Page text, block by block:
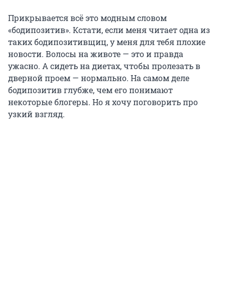
Прикрывается всё это модным словом
«бодипозитив». Кстати, если меня читает одна из
таких бодипозитивщиц, у меня для тебя плохие
новости. Волосы на животе — это и правда
ужасно. А сидеть на диетах, чтобы пролезать в
дверной проем — нормально. На самом деле
бодипозитив глубже, чем его понимают
некоторые блогеры. Но я хочу поговорить про
узкий взгляд.